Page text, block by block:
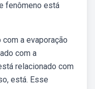
fenômeno está
a evaporação
com a
relacionado com
está. Esse